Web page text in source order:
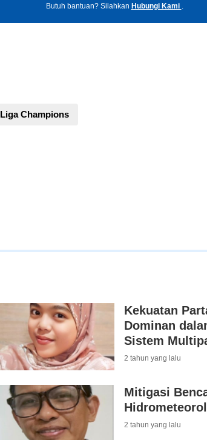
Butuh bantuan? Silahkan Hubungi Kami .
Liga Champions
Kekuatan
Dominan
Sistem
2 tahun yang lalu
Mitigasi
2 tahun yang lalu